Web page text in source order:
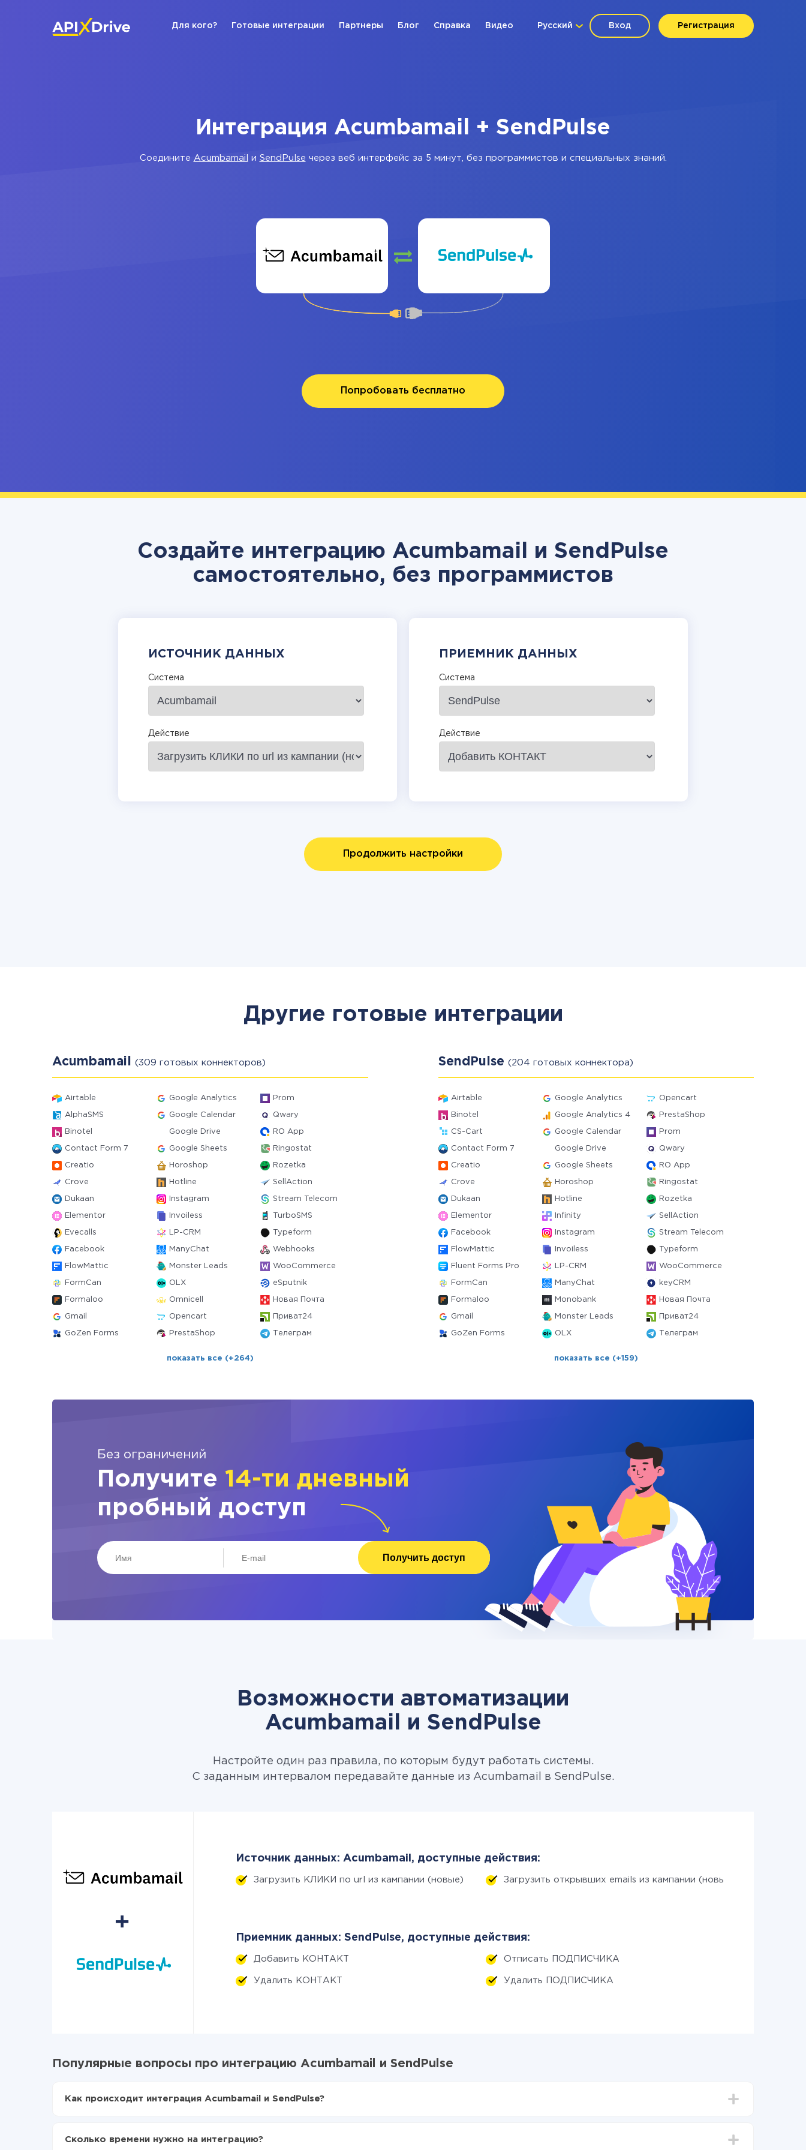
Вход Регистрация
Русский
Для кого? Готовые интеграции Партнеры Блог Справка Видео
Интеграция Acumbamail + SendPulse
Соедините Acumbamail и SendPulse через веб интерфейс за 5 минут, без программистов и специальных знаний.
Попробовать бесплатно
Создайте интеграцию Acumbamail и SendPulse
самостоятельно, без программистов
ИСТОЧНИК ДАННЫХ
Система
Действие
ПРИЕМНИК ДАННЫХ
Система
Действие
Продолжить настройки
Другие готовые интеграции
Acumbamail (309 готовых коннекторов)
Airtable Google Analytics Prom
AlphaSMS Google Calendar Qwary
Binotel Google Drive RO App
Contact Form 7 Google Sheets Ringostat
Creatio Horoshop Rozetka
Crove Hotline SellAction
Dukaan Instagram Stream Telecom
Elementor Invoiless TurboSMS
Evecalls LP-CRM Typeform
Facebook ManyChat Webhooks
FlowMattic Monster Leads WooCommerce
FormCan OLX eSputnik
Formaloo Omnicell Новая Почта
Gmail Opencart Приват24
GoZen Forms PrestaShop Телеграм
показать все (+264)
SendPulse (204 готовых коннектора)
Airtable Google Analytics Opencart
Binotel Google Analytics 4 PrestaShop
CS-Cart Google Calendar Prom
Contact Form 7 Google Drive Qwary
Creatio Google Sheets RO App
Crove Horoshop Ringostat
Dukaan Hotline Rozetka
Elementor Infinity SellAction
Facebook Instagram Stream Telecom
FlowMattic Invoiless Typeform
Fluent Forms Pro LP-CRM WooCommerce
FormCan ManyChat keyCRM
Formaloo Monobank Новая Почта
Gmail Monster Leads Приват24
GoZen Forms OLX Телеграм
показать все (+159)
Без ограничений
Получите 14-ти дневный
пробный доступ
Получить доступ
Возможности автоматизации
Acumbamail и SendPulse
Настройте один раз правила, по которым будут работать системы.
С заданным интервалом передавайте данные из Acumbamail в SendPulse.
Источник данных: Acumbamail, доступные действия:
Загрузить КЛИКИ по url из кампании (новые) Загрузить открывших emails из кампании (новых)
Приемник данных: SendPulse, доступные действия:
Добавить КОНТАКТ Отписать ПОДПИСЧИКА
Удалить КОНТАКТ Удалить ПОДПИСЧИКА
Популярные вопросы про интеграцию Acumbamail и SendPulse
Как происходит интеграция Acumbamail и SendPulse?
Включаете автообновление
Сколько времени нужно на интеграцию?